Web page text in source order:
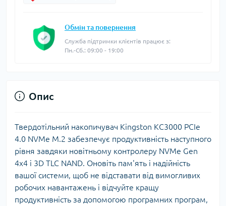
Обмін та повернення
Служба підтримки клієнтів працює з:
Пн.-Сб.: 09:00 - 19:00
Опис
Твердотільний накопичувач Kingston KC3000 PCIe
4.0 NVMe M.2 забезпечує продуктивність наступного
рівня завдяки новітньому контролеру NVMe Gen
4x4 і 3D TLC NAND. Оновіть пам'ять і надійність
вашої системи, щоб не відставати від вимогливих
робочих навантажень і відчуйте кращу
продуктивність за допомогою програмних програм,